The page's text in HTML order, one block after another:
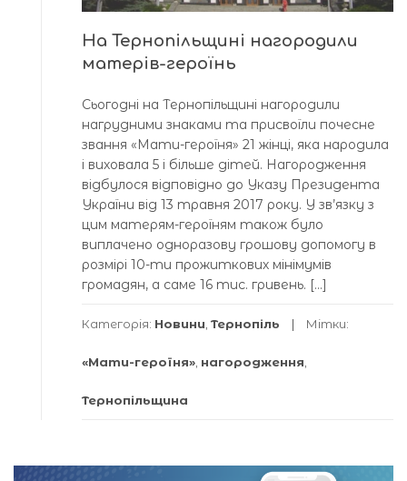
На Тернопільщині нагородили
матерів-героїнь
Сьогодні на Тернопільщині нагородили
нагрудними знаками та присвоїли почесне
звання «Мати-героїня» 21 жінці, яка народила
і виховала 5 і більше дітей. Нагородження
відбулося відповідно до Указу Президента
України від 13 травня 2017 року. У зв’язку з
цим матерям-героїням також було
виплачено одноразову грошову допомогу в
розмірі 10-ти прожиткових мінімумів
громадян, а саме 16 тис. гривень. […]
Категорія: Новини Тернопіль Мітки:
«Мати-героїня» нагородження
Тернопільщина